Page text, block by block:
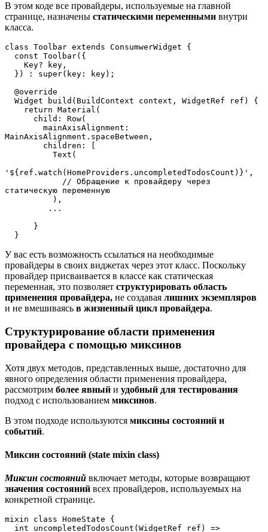
В этом коде все провайдеры, используемые на главной
странице, назначены статическими переменными внутри
класса.
class Toolbar extends ConsumwerWidget {
  const Toolbar({
    Key? key,
  }) : super(key: key);
  @override
    return Material(
      child: Row(
MainAxisAlignment.spaceBetween,
        children: [
          Text(
'${ref.watch(HomeProviders.uncompletedTodosCount)}',
статическую переменную
          ),
         ...
      }
  }
У вас есть возможность ссылаться на необходимые
провайдеры в своих виджетах через этот класс. Поскольку
провайдер присваивается в классе как статическая
переменная, это позволяет структурировать область
применения провайдера, не создавая лишних экземпляров
и не вмешиваясь в жизненный цикл провайдера.
Структурирование области применения
провайдера с помощью миксинов
Хотя двух методов, представленных выше, достаточно для
явного определения области применения провайдера,
рассмотрим более явный и удобный для тестирования
подход с использованием миксинов.
В этом подходе используются миксины состояний и
событий.
Миксин состояний (state mixin class)
Миксин состояний включает методы, которые возвращают
значения состояний всех провайдеров, используемых на
конкретной странице.
mixin class HomeState {